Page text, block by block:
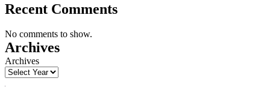
Recent Comments
No comments to show.
Archives
Archives